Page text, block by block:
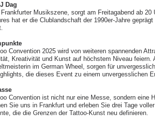
Dag
Musikszene, sorgt am Freitagabend ab
hat er die Clublandschaft der 1990er-Jahre
Convention 2025 wird von weiteren spannenden
Kreativität und Kunst auf höchstem Niveau feiern.
im German Wheel, sorgen für
die dieses Event zu einem unvergesslichen
Convention ist nicht nur eine Messe, sondern eine
Sie uns in Frankfurt und erleben Sie drei Tage
die die Grenzen der Tattoo-Kunst neu definieren.